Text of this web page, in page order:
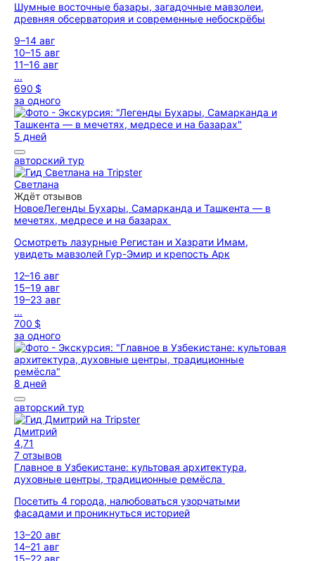
Шумные восточные базары, загадочные мавзолеи,
древняя обсерватория и современные небоскрёбы
9–14 авг
10–15 авг
11–16 авг
...
690 $
за одного
5 дней
авторский тур
Светлана
Ждёт отзывов
НовоеЛегенды Бухары, Самарканда и Ташкента — в
мечетях, медресе и на базарах
Осмотреть лазурные Регистан и Хазрати Имам,
увидеть мавзолей Гур-Эмир и крепость Арк
12–16 авг
15–19 авг
19–23 авг
...
700 $
за одного
8 дней
авторский тур
Дмитрий
4,71
7 отзывов
Главное в Узбекистане: культовая архитектура,
духовные центры, традиционные ремёсла
Посетить 4 города, налюбоваться узорчатыми
фасадами и проникнуться историей
13–20 авг
14–21 авг
15–22 авг